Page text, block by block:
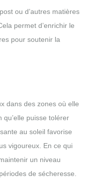
ou d’autres matières
permet d’enrichir le
pour soutenir la
dans des zones où elle
puisse tolérer
au soleil favorise
vigoureux. En ce qui
un niveau
de sécheresse.